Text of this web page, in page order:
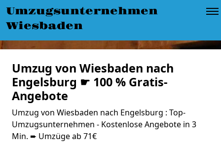
Umzugsunternehmen
Wiesbaden
Umzug von Wiesbaden nach
Engelsburg ☛ 100 % Gratis-
Angebote
Umzug von Wiesbaden nach Engelsburg : Top-
Umzugsunternehmen - Kostenlose Angebote in 3
Min. ➨ Umzüge ab 71€